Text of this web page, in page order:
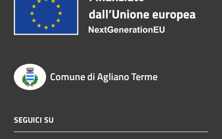
Comune di Agliano Terme
SEGUICI SU